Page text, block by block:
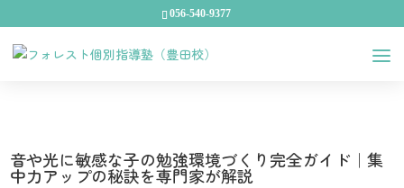
056-540-9377
音や光に敏感な子の勉強環境づくり完全ガイド｜集
中力アップの秘訣を専門家が解説